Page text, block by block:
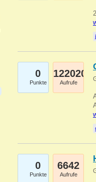
0
Punkte
122020
Aufrufe
0
Punkte
6642
Aufrufe